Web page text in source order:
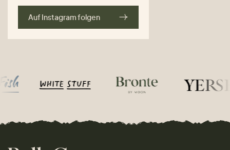
Auf Instagram folgen